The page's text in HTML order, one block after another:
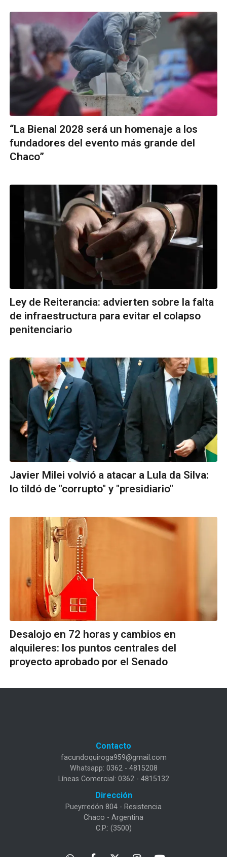
“La Bienal 2028 será un homenaje a los
fundadores del evento más grande del
Chaco”
Ley de Reiterancia: advierten sobre la falta
de infraestructura para evitar el colapso
penitenciario
Javier Milei volvió a atacar a Lula da Silva:
lo tildó de "corrupto" y "presidiario"
Desalojo en 72 horas y cambios en
alquileres: los puntos centrales del
proyecto aprobado por el Senado
Contacto
facundoquiroga959@gmail.com
Whatsapp: 0362 - 4815208
Líneas Comercial: 0362 - 4815132
Dirección
Pueyrredón 804 - Resistencia
Chaco - Argentina
C.P.: (3500)